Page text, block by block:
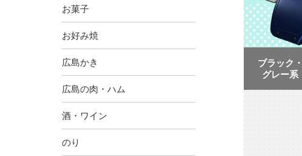
お菓子
お好み焼
広島かき
広島の肉・ハム
酒・ワイン
のり
ブラック・
グレー系